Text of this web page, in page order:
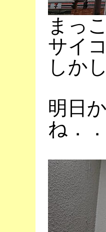
まっ
サイ
しか
明日
ね．．